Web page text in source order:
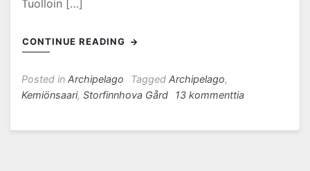
Tuolloin […]
CONTINUE READING
Posted in Archipelago Tagged Archipelago,
Kemiönsaari, Storfinnhova Gård 13 kommenttiaartikkeliin